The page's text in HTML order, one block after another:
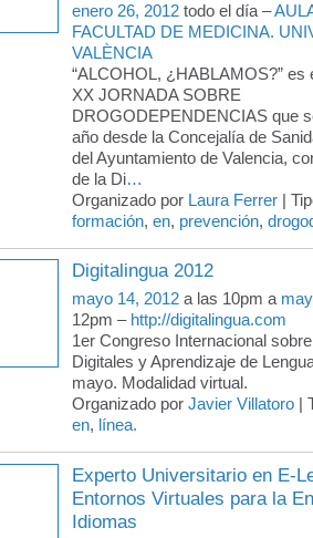
enero 26, 2012 todo el día –
FACULTAD DE MEDICINA.
VALÈNCIA
“ALCOHOL, ¿HABLAMOS?” es
XX JORNADA SOBRE
DROGODEPENDENCIAS que
año desde la Concejalía de
del Ayuntamiento de Valencia,
de la Di…
Organizado por Laura Ferrer |
formación, en, prevención,
Digitalingua 2012
mayo 14, 2012 a las 10pm a
12pm – http://digitalingua.com
1er Congreso Internacional
Digitales y Aprendizaje de
mayo. Modalidad virtual.
Organizado por Javier Villatoro |
en, línea.
Experto Universitario en E-
Entornos Virtuales para la
Idiomas